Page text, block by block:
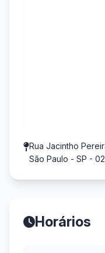
Rua Jacintho
São Paulo - SP -
Horários